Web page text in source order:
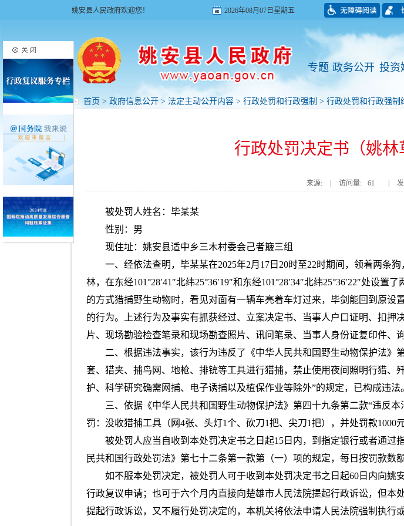
姚安县人民政府欢迎您！ 2026年08月07日星期五
专题 政务公开 投资
首页 > 政府信息公开 > 法定主动公开内容 > 行政处罚和行政强制 > 行政处罚和行政强制
行政处罚决定书（姚林
来源: 访问量: 61
被处罚人姓名：毕某某
性别：男
现住址：姚安县适中乡三木村委会己者簸三组
一、经依法查明，毕某某在2025年2月17日20时至22时期间，领着两条
林，在东经101°28′41″北纬25°36′19″和东经101°28′34″北纬25°36′22″处
的方式猎捕野生动物时，看见对面有一辆车亮着车灯过来，毕剑能回到原
的行为。上述行为及事实有抓获经过、立案决定书、当事人户口证明、扣
片、现场勘验检查笔录和现场勘查照片、讯问笔录、当事人身份证复印件、
二、根据违法事实，该行为违反了《中华人民共和国野生动物保护法
套、猎夹、捕鸟网、地枪、排铳等工具进行猎捕，禁止使用夜间照明行猎
护、科学研究确需网捕、电子诱捕以及植保作业等除外”的规定，已构成违法
三、依据《中华人民共和国野生动物保护法》第四十九条第二款“违反
罚：没收猎捕工具（网4张、头灯1个、砍刀1把、尖刀1把），并处罚款1000
被处罚人应当自收到本处罚决定书之日起15日内，到指定银行或者通
民共和国行政处罚法》第七十二条第一款第（一）项的规定，每日按罚款数
如不服本处罚决定，被处罚人可于收到本处罚决定书之日起60日内向姚
行政复议申请；也可于六个月内直接向楚雄市人民法院提起行政诉讼，但
提起行政诉讼，又不履行处罚决定的，本机关将依法申请人民法院强制执行